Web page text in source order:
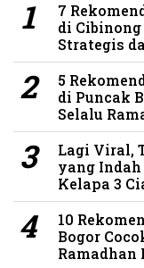
7
di
Strategis
5
di Puncak
Selalu
Lagi Viral,
yang Indah
Kelapa 3
10
Bogor
Ramadhan